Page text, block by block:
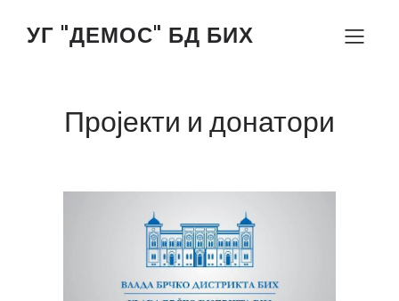
УГ "ДЕМОС" БД БИХ
Пројекти и донатори